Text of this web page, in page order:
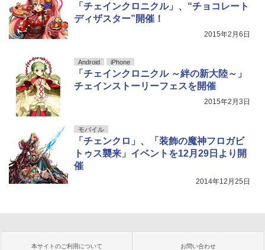
「チェインクロニクル」、“チョコレート
ディザスター”開催！
2015年2月6日
Android iPhone
「チェインクロニクル ～絆の新大陸～」
チェインストーリーフェスを開催
2015年2月3日
モバイル
「チェンクロ」、「装飾の魔神フロガビ
トゥス襲来」イベントを12月29日より開
催
2014年12月25日
本サイトのご利用について お問い合わせ